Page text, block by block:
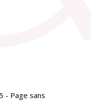
- Page sans